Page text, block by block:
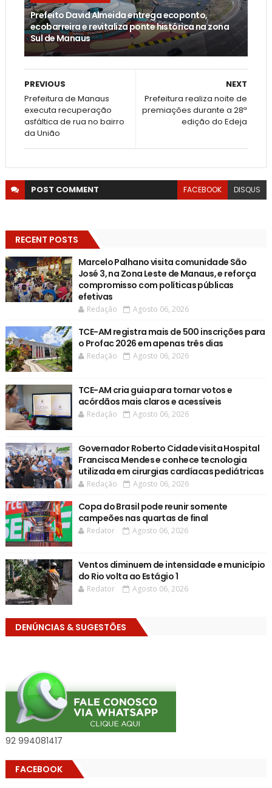
Prefeito David Almeida entrega ecoponto,
ecobarreira e revitaliza ponte histórica na zona
Sul de Manaus
NEXT
Prefeitura realiza noite de
premiações durante a 28ª
edição do Edeja
PREVIOUS
Prefeitura de Manaus
executa recuperação
asfáltica de rua no bairro
da União
POST COMMENT FACEBOOK DISQUS
RECENT POSTS
Marcelo Palhano visita comunidade São
José 3, na Zona Leste de Manaus, e reforça
compromisso com políticas públicas
efetivas
Redação Agosto 06, 2026
TCE-AM registra mais de 500 inscrições para
o Profac 2026 em apenas três dias
Redação Agosto 06, 2026
TCE-AM cria guia para tornar votos e
acórdãos mais claros e acessíveis
Redação Agosto 06, 2026
Governador Roberto Cidade visita Hospital
Francisca Mendes e conhece tecnologia
utilizada em cirurgias cardíacas pediátricas
Redação Agosto 06, 2026
Copa do Brasil pode reunir somente
campeões nas quartas de final
Redator Agosto 06, 2026
Ventos diminuem de intensidade e município
do Rio volta ao Estágio 1
Redator Agosto 06, 2026
DENÚNCIAS & SUGESTÕES
92 994081417
FACEBOOK